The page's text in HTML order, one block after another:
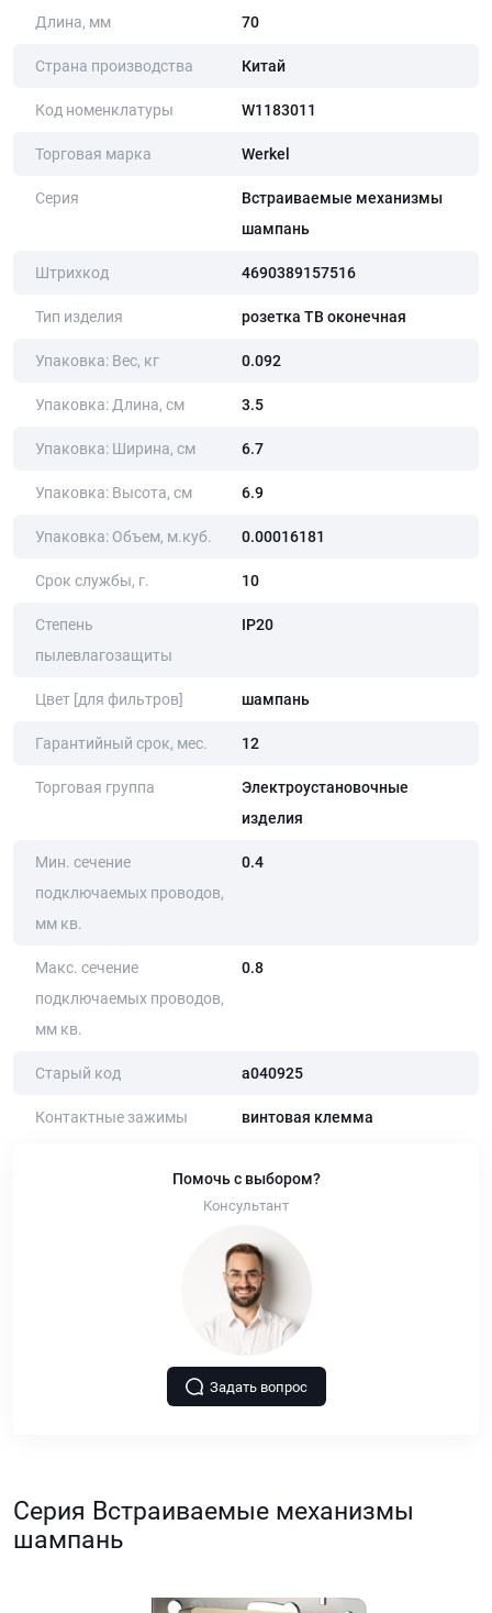
Длина, мм 70
Страна производства Китай
Код номенклатуры W1183011
Торговая марка Werkel
Серия
Встраиваемые механизмы
шампань
Штрихкод 4690389157516
Тип изделия розетка ТВ оконечная
Упаковка: Вес, кг 0.092
Упаковка: Длина, cм 3.5
Упаковка: Ширина, cм 6.7
Упаковка: Высота, cм 6.9
Упаковка: Объем, м.куб. 0.00016181
Срок службы, г. 10
Степень
пылевлагозащиты
IP20
Цвет [для фильтров] шампань
Гарантийный срок, мес. 12
Торговая группа
Электроустановочные
изделия
Мин. сечение
подключаемых проводов,
мм кв.
0.4
Макс. сечение
подключаемых проводов,
мм кв.
0.8
Старый код a040925
Контактные зажимы винтовая клемма
Помочь с выбором?
Консультант
Задать вопрос
Серия Встраиваемые механизмы
шампань